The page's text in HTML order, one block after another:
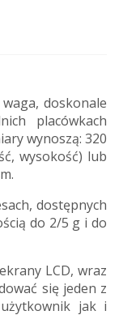
doskonale
placówkach
wynoszą: 320
wysokość) lub
dostępnych
do 2/5 g i do
LCD, wraz
się jeden z
jak i